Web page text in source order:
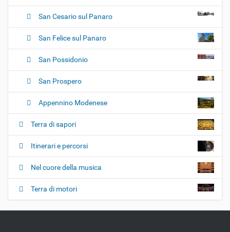
San Cesario sul Panaro
San Felice sul Panaro
San Possidonio
San Prospero
Appennino Modenese
Terra di sapori
Itinerari e percorsi
Nel cuore della musica
Terra di motori